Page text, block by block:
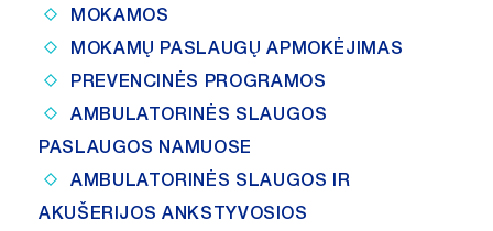
MOKAMOS
MOKAMŲ PASLAUGŲ APMOKĖJIMAS
PREVENCINĖS PROGRAMOS
AMBULATORINĖS SLAUGOS
PASLAUGOS NAMUOSE
AMBULATORINĖS SLAUGOS IR
AKUŠERIJOS ANKSTYVOSIOS